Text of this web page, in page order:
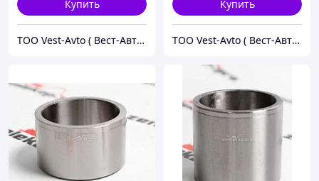
Купить
ТОО Vest-Avto ( Вест-Авто )
Купить
ТОО Vest-Avto ( Вест-Авто )